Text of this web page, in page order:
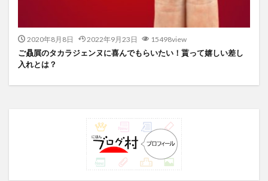
2020年8月8日 2022年9月23日 15498view
ご贔屓のタカラジェンヌに喜んでもらいたい！貰って嬉しい差し
入れとは？